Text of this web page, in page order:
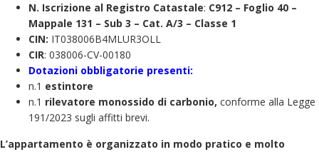
N. Iscrizione al Registro Catastale: C912 – Foglio 40 –
Mappale 131 – Sub 3 – Cat. A/3 – Classe 1
CIN: IT038006B4MLUR3OLL
CIR: 038006-CV-00180
Dotazioni obbligatorie presenti:
n.1 estintore
n.1 rilevatore monossido di carbonio, conforme alla Legge
191/2023 sugli affitti brevi.
L’appartamento è organizzato in modo pratico e molto